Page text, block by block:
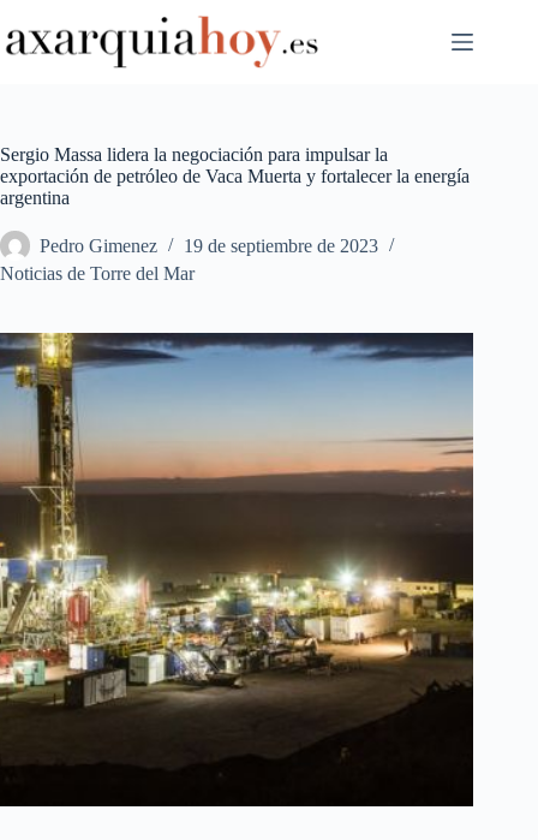
al
contenido
Sergio Massa lidera la negociación para impulsar la
exportación de petróleo de Vaca Muerta y fortalecer la energía
argentina
Pedro Gimenez
19 de septiembre de 2023
Noticias de Torre del Mar